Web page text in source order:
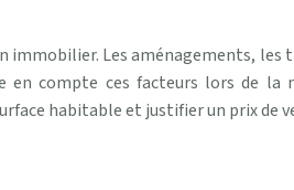
immobilier. Les aménagements,
compte ces facteurs lors de la
habitable et justifier un prix de